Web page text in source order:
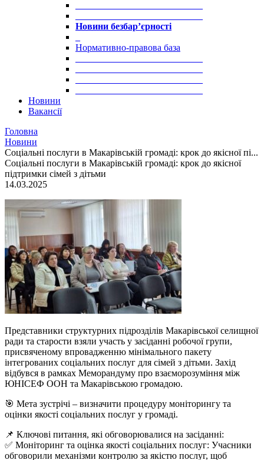
Новини безбар’єрності
Нормативно-правова база
Новини
Вакансії
Головна
Новини
Соціальні послуги в Макарівській громаді: крок до якісної пі...
Соціальні послуги в Макарівській громаді: крок до якісної
підтримки сімей з дітьми
14.03.2025
Представники структурних підрозділів Макарівської селищної
ради та старости взяли участь у засіданні робочої групи,
присвяченому впровадженню мінімального пакету
інтегрованих соціальних послуг для сімей з дітьми. Захід
відбувся в рамках Меморандуму про взаєморозуміння між
ЮНІСЕФ ООН та Макарівською громадою.
🎯 Мета зустрічі – визначити процедуру моніторингу та
оцінки якості соціальних послуг у громаді.
📌 Ключові питання, які обговорювалися на засіданні:
✅ Моніторинг та оцінка якості соціальних послуг: Учасники
обговорили механізми контролю за якістю послуг, щоб